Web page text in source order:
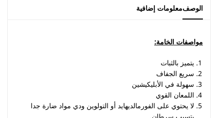
الوصفمعلومات إضافية
مواصفات الخامة:
يتميز بالثبات
سريع الجفاف
سهولة في الأبليكيشين
اللمعان القوي
لا يحتوي على الفورمالديهايد أو التولوين ودي مواد ضارة جدا